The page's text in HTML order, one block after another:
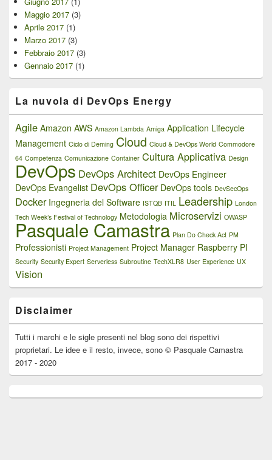
Maggio 2017 (3)
Aprile 2017 (1)
Marzo 2017 (3)
Febbraio 2017 (3)
Gennaio 2017 (1)
La nuvola di DevOps Energy
Agile Amazon AWS Amazon Lambda Amiga Application Lifecycle
Management Ciclo di Deming Cloud Cloud & DevOps World Commodore
64 Competenza Comunicazione Container Cultura Applicativa Design
DevOps DevOps Architect DevOps Engineer
DevOps Evangelist DevOps Officer DevOps tools DevSecOps
Docker Ingegneria del Software ISTQB ITIL Leadership London
Tech Week’s Festival of Technology Metodologia Microservizi OWASP
Pasquale Camastra Plan Do Check Act PM
Professionisti Project Management Project Manager Raspberry PI
Security Security Expert Serverless Subroutine TechXLR8 User Experience UX
Vision
Disclaimer
Tutti i marchi e le sigle presenti nel blog sono dei rispettivi
proprietari. Le idee e il resto, invece, sono © Pasquale Camastra
2017 - 2020